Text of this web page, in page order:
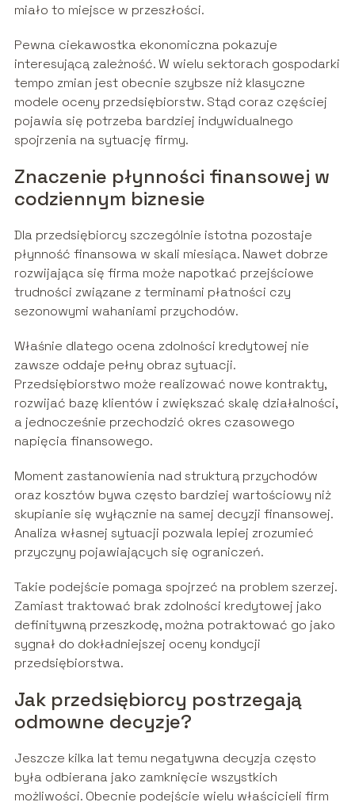
miało to miejsce w przeszłości.
Pewna ciekawostka ekonomiczna pokazuje
interesującą zależność. W wielu sektorach gospodarki
tempo zmian jest obecnie szybsze niż klasyczne
modele oceny przedsiębiorstw. Stąd coraz częściej
pojawia się potrzeba bardziej indywidualnego
spojrzenia na sytuację firmy.
Znaczenie płynności finansowej w
codziennym biznesie
Dla przedsiębiorcy szczególnie istotna pozostaje
płynność finansowa w skali miesiąca. Nawet dobrze
rozwijająca się firma może napotkać przejściowe
trudności związane z terminami płatności czy
sezonowymi wahaniami przychodów.
Właśnie dlatego ocena zdolności kredytowej nie
zawsze oddaje pełny obraz sytuacji.
Przedsiębiorstwo może realizować nowe kontrakty,
rozwijać bazę klientów i zwiększać skalę działalności,
a jednocześnie przechodzić okres czasowego
napięcia finansowego.
Moment zastanowienia nad strukturą przychodów
oraz kosztów bywa często bardziej wartościowy niż
skupianie się wyłącznie na samej decyzji finansowej.
Analiza własnej sytuacji pozwala lepiej zrozumieć
przyczyny pojawiających się ograniczeń.
Takie podejście pomaga spojrzeć na problem szerzej.
Zamiast traktować brak zdolności kredytowej jako
definitywną przeszkodę, można potraktować go jako
sygnał do dokładniejszej oceny kondycji
przedsiębiorstwa.
Jak przedsiębiorcy postrzegają
odmowne decyzje?
Jeszcze kilka lat temu negatywna decyzja często
była odbierana jako zamknięcie wszystkich
możliwości. Obecnie podejście wielu właścicieli firm